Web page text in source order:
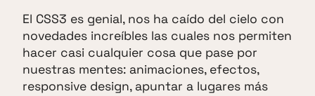
El CSS3 es genial, nos ha caído del cielo con
novedades increíbles las cuales nos permiten
hacer casi cualquier cosa que pase por
nuestras mentes: animaciones, efectos,
responsive design, apuntar a lugares más